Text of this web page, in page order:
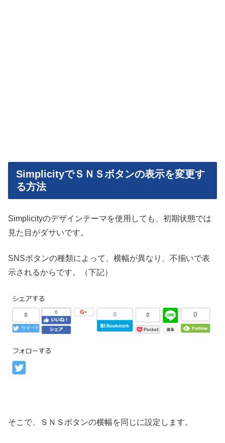
SimplicityでＳＮＳボタンの表示を変更す
る方法
Simplicityのデザインテーマを使用しても、初期状態では
見た目がダサいです。
SNSボタンの種類によって、横幅が異なり、不揃いで表
示されるからです。（下記）
そこで、ＳＮＳボタンの横幅を同じに設定します。